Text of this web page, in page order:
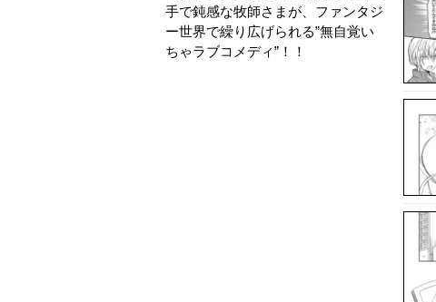
手で鈍感な牧師さまが、ファンタジ
ー世界で繰り広げられる”無自覚い
ちゃラブコメディ”！！